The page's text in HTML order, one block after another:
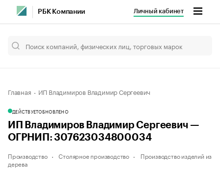
РБК Компании Личный кабинет
Главная ИП Владимиров Владимир Сергеевич
ДЕЙСТВУЕТОБНОВЛЕНО
ИП Владимиров Владимир Сергеевич —
ОГРНИП: 307623034800034
Производство Столярное производство
Производство изделий из
дерева